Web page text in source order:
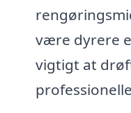
være dyrere
vigtigt at